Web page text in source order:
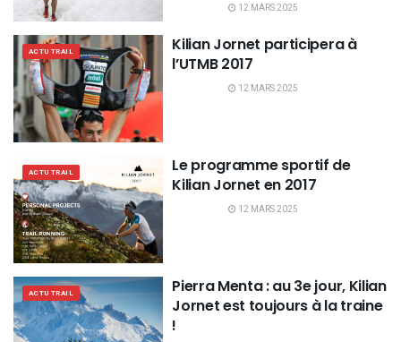
12 MARS 2025
ACTU TRAIL
Kilian Jornet participera à
l’UTMB 2017
12 MARS 2025
ACTU TRAIL
Le programme sportif de
Kilian Jornet en 2017
12 MARS 2025
ACTU TRAIL
Pierra Menta : au 3e jour, Kilian
Jornet est toujours à la traine
!